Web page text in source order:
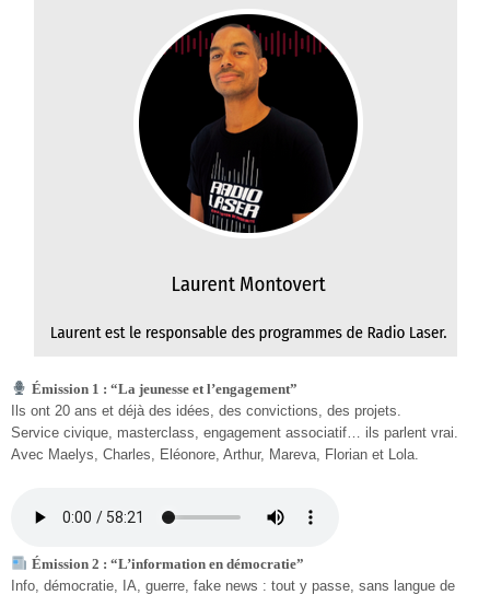
Émission 1 : “La jeunesse et l’engagement”
Ils ont 20 ans et déjà des idées, des convictions, des projets.
Service civique, masterclass, engagement associatif… ils parlent vrai.
Avec Maelys, Charles, Eléonore, Arthur, Mareva, Florian et Lola.
Émission 2 : “L’information en démocratie”
Info, démocratie, IA, guerre, fake news : tout y passe, sans langue de